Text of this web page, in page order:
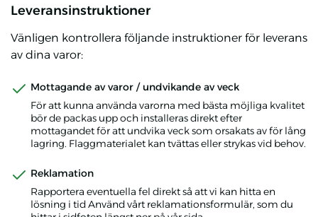
Leveransinstruktioner
Vänligen kontrollera följande instruktioner för leverans
av dina varor:
Mottagande av varor / undvikande av veck
För att kunna använda varorna med bästa möjliga kvalitet
bör de packas upp och installeras direkt efter
mottagandet för att undvika veck som orsakats av för lång
lagring. Flaggmaterialet kan tvättas eller strykas vid behov.
Reklamation
Rapportera eventuella fel direkt så att vi kan hitta en
lösning i tid Använd vårt reklamationsformulär, som du